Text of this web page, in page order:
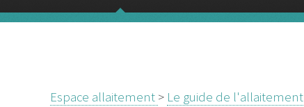
Espace allaitement > Le guide de l'allaitement